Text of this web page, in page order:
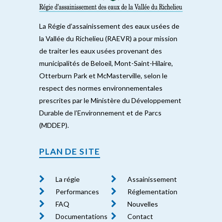
La Régie d’assainissement des eaux usées de
la Vallée du Richelieu (RAEVR) a pour mission
de traiter les eaux usées provenant des
municipalités de Beloeil, Mont-Saint-Hilaire,
Otterburn Park et McMasterville, selon le
respect des normes environnementales
prescrites par le Ministère du Développement
Durable de l’Environnement et de Parcs
(MDDEP).
PLAN DE SITE
La régie
Assainissement
Performances
Réglementation
FAQ
Nouvelles
Documentations
Contact